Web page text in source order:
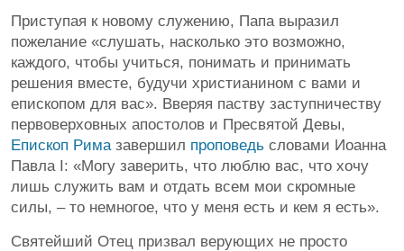
Приступая к новому служению, Папа выразил
пожелание «слушать, насколько это возможно,
каждого, чтобы учиться, понимать и принимать
решения вместе, будучи христианином с вами и
епископом для вас». Вверяя паству заступничеству
первоверховных апостолов и Пресвятой Девы,
Епископ Рима завершил проповедь словами Иоанна
Павла I: «Могу заверить, что люблю вас, что хочу
лишь служить вам и отдать всем мои скромные
силы, – то немногое, что у меня есть и кем я есть».
Святейший Отец призвал верующих не просто